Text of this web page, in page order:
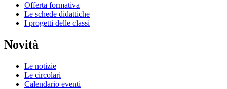
Offerta formativa
Le schede didattiche
I progetti delle classi
Novità
Le notizie
Le circolari
Calendario eventi